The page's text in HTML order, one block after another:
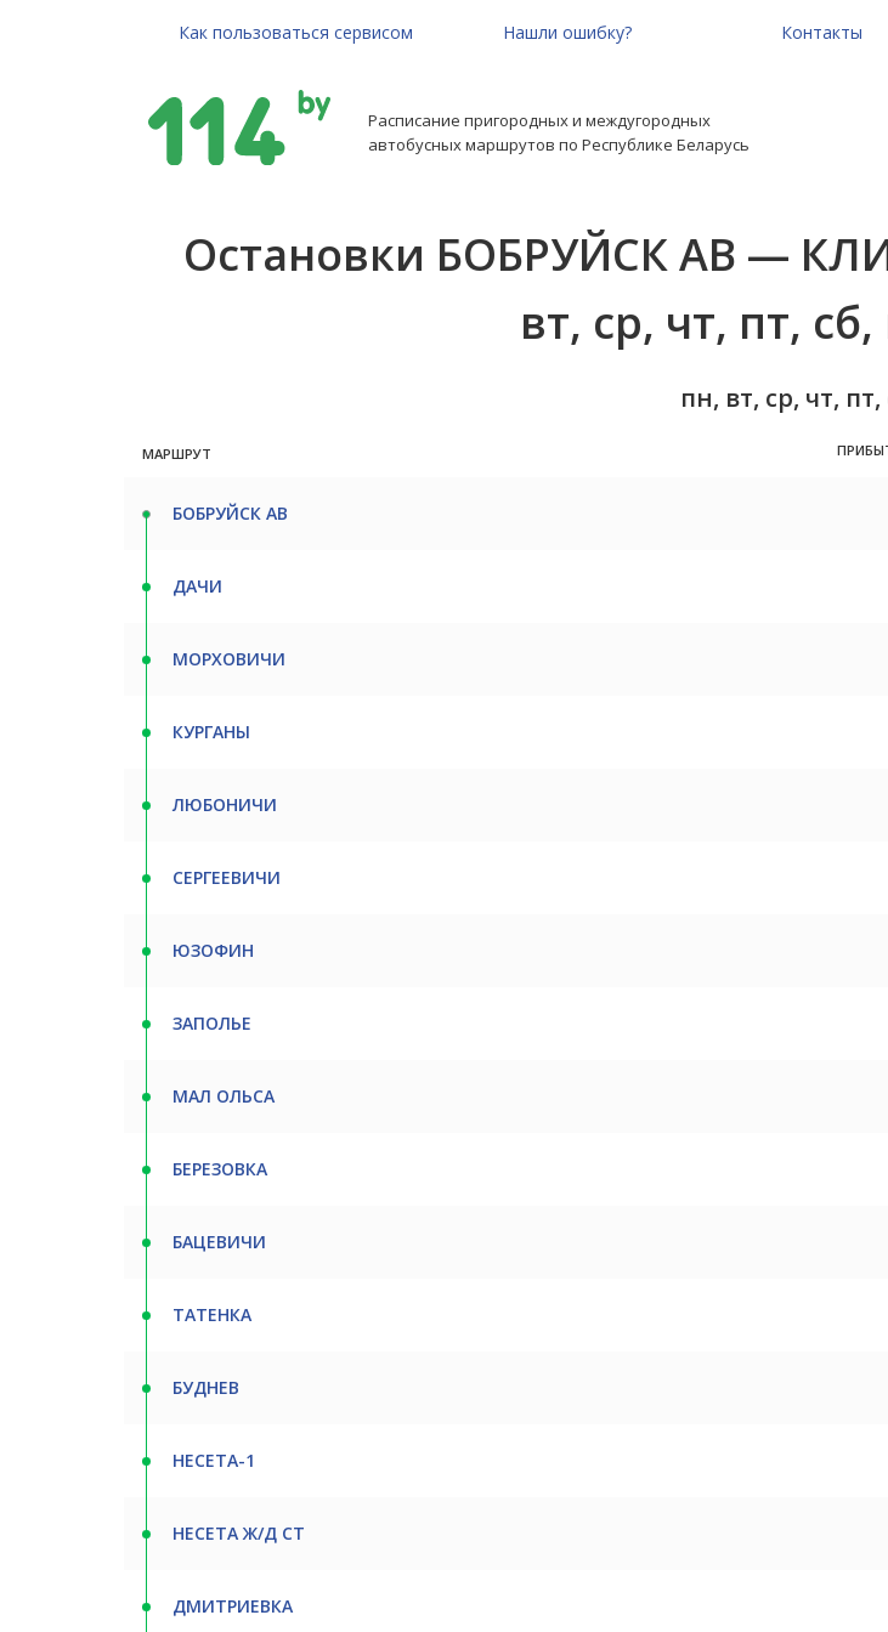
Как пользоваться сервисом Нашли ошибку? Контакты
Расписание пригородных и междугородных
автобусных маршрутов по Республике Беларусь
Остановки БОБРУЙСК АВ —
вт, ср, чт, пт,
пн, вт, ср, чт, пт,
МАРШРУТ
БОБРУЙСК АВ
ДАЧИ
МОРХОВИЧИ
КУРГАНЫ
ЛЮБОНИЧИ
СЕРГЕЕВИЧИ
ЮЗОФИН
ЗАПОЛЬЕ
МАЛ ОЛЬСА
БЕРЕЗОВКА
БАЦЕВИЧИ
ТАТЕНКА
БУДНЕВ
НЕСЕТА-1
НЕСЕТА Ж/Д СТ
ДМИТРИЕВКА